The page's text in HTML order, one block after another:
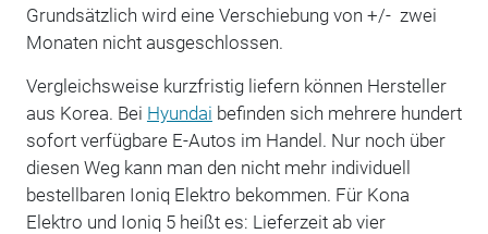
Grundsätzlich wird eine Verschiebung von +/- zwei
Monaten nicht ausgeschlossen.
Vergleichsweise kurzfristig liefern können Hersteller
aus Korea. Bei Hyundai befinden sich mehrere hundert
sofort verfügbare E-Autos im Handel. Nur noch über
diesen Weg kann man den nicht mehr individuell
bestellbaren Ioniq Elektro bekommen. Für Kona
Elektro und Ioniq 5 heißt es: Lieferzeit ab vier